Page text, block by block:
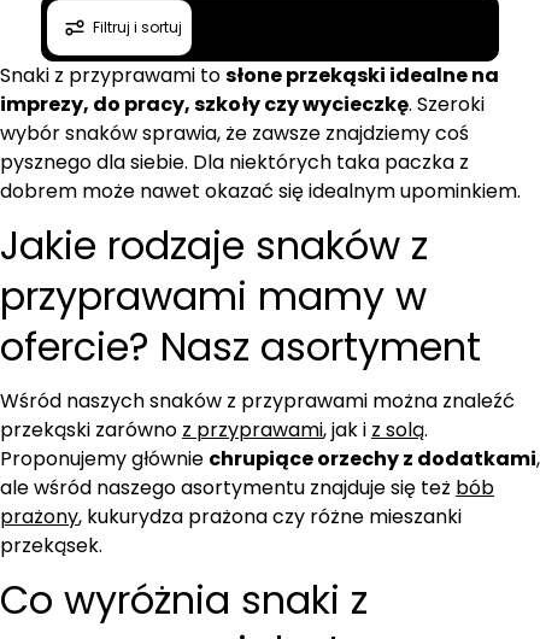
Filtruj i sortuj
Snaki z przyprawami tosłone przekąski idealne na
imprezy, do pracy, szkoły czy wycieczkę. Szeroki
wybór snaków sprawia, że zawsze znajdziemy coś
pysznego dla siebie. Dla niektórych taka paczka z
dobrem może nawet okazać się idealnym upominkiem.
Jakie rodzaje snaków z
przyprawami mamy w
ofercie? Nasz asortyment
Wśród naszych snaków z przyprawami można znaleźć
przekąski zarówno z przyprawami, jak i z solą.
Proponujemy głównie chrupiące orzechy z dodatkami,
ale wśród naszego asortymentu znajduje się też bób
prażony, kukurydza prażona czy różne mieszanki
przekąsek.
Co wyróżnia snaki z